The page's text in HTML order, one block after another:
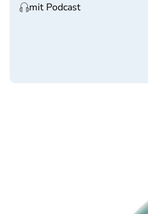
mit Podcast